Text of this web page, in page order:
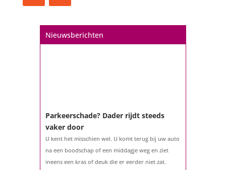
Nieuwsberichten
Parkeerschade? Dader rijdt steeds
vaker door
U kent het misschien wel. U komt terug bij uw auto
na een boodschap of een middagje weg en ziet
ineens een kras of deuk die er eerder niet zat.